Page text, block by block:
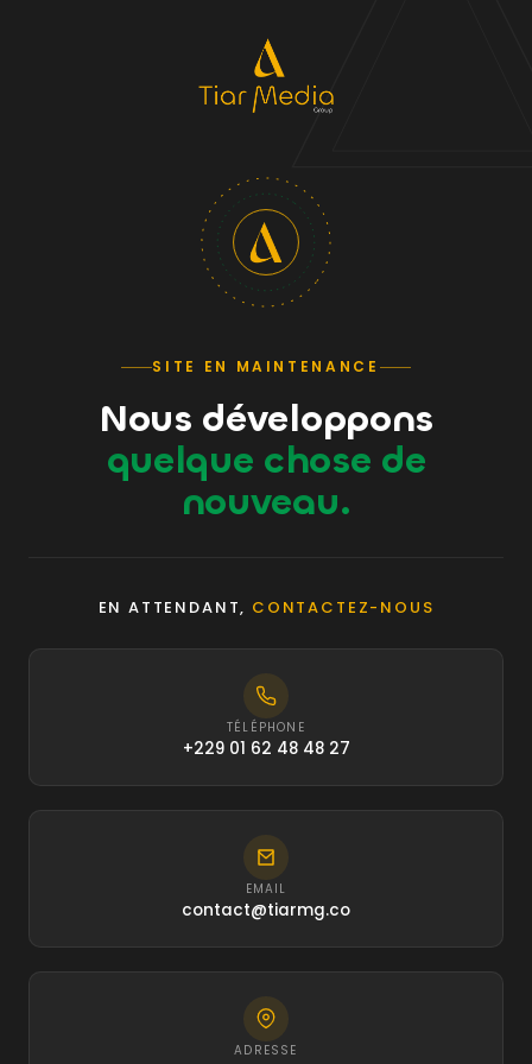
SITE EN MAINTENANCE
Nous développons
quelque chose de
nouveau.
EN ATTENDANT, CONTACTEZ-NOUS
TÉLÉPHONE
+229 01 62 48 48 27
EMAIL
contact@tiarmg.co
ADRESSE